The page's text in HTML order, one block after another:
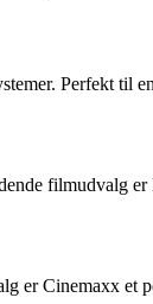
Perfekt til
filmudvalg
er Cinemaxx